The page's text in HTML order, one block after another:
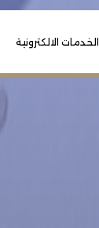
الخدمات الالكترونية